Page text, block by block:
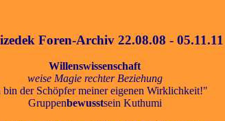
Foren-Archiv 22.08.08 - 05.11.11
Willenswissenschaft
weise Magie rechter Beziehung
bin der Schöpfer meiner eigenen Wirklichkeit!"
Gruppenbewusstsein Kuthumi